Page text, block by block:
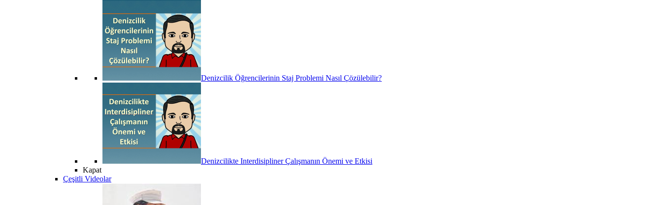
Denizcilik Öğrencilerinin Staj Problemi Nasıl Çözülebilir?
Denizcilikte Interdisipliner Çalışmanın Önemi ve Etkisi
Kapat
Çeşitli Videolar